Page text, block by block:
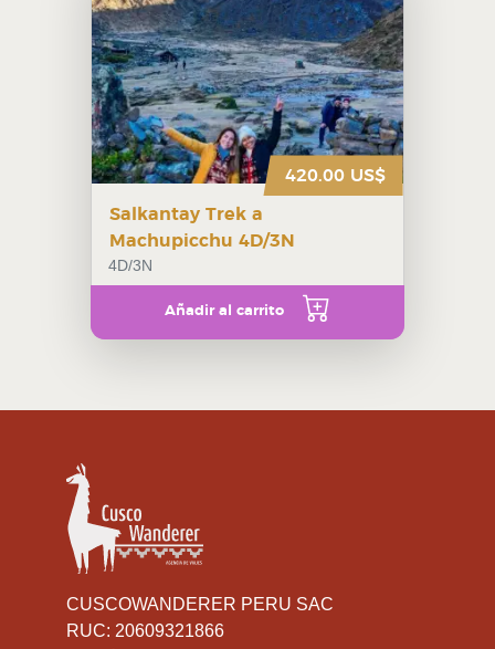
Salkantay Trek a
Machupicchu 4D/3N
4D/3N
420.00 US$
Añadir al carrito
CUSCOWANDERER PERU SAC
RUC: 20609321866